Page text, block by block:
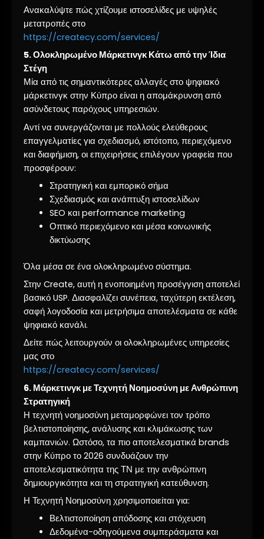
Ανακαλύψτε πώς χτίζουμε ιστοσελίδες με υψηλές
μετατροπές στο
https://createcy.com/services/
5. Ολοκληρωμένο Μάρκετινγκ Κάτω από την Ίδια
Στέγη
Μία από τις σημαντικότερες αλλαγές στο ψηφιακό
μάρκετινγκ στην Κύπρο είναι η απομάκρυνση από
ασύνδετους παρόχους υπηρεσιών.
Αντί να συνεργάζονται με πολλούς ελεύθερους
επαγγελματίες για σχεδιασμό, ιστότοπο, περιεχόμενο
και διαφήμιση, οι επιχειρήσεις επιλέγουν γραφεία που
προσφέρουν:
Στρατηγική και εμπορικό σήμα
Σχεδιασμός και ανάπτυξη ιστοσελίδων
SEO και performance marketing
Οπτικό περιεχόμενο και μέσα κοινωνικής
δικτύωσης
Όλα μέσα σε ένα ολοκληρωμένο σύστημα.
Στην Create, αυτή η ενοποιημένη προσέγγιση αποτελεί
βασικό USP. Διασφαλίζει συνέπεια, ταχύτερη εκτέλεση,
σαφή λογοδοσία και μετρήσιμα αποτελέσματα σε κάθε
ψηφιακό κανάλι.
Δείτε πώς λειτουργούν οι ολοκληρωμένες υπηρεσίες
μας στο
https://createcy.com/services/
6. Μάρκετινγκ με Τεχνητή Νοημοσύνη με Ανθρώπινη
Στρατηγική
Η τεχνητή νοημοσύνη μεταμορφώνει τον τρόπο
βελτιστοποίησης, ανάλυσης και κλιμάκωσης των
καμπανιών. Ωστόσο, τα πιο αποτελεσματικά brands
στην Κύπρο το 2026 συνδυάζουν την
αποτελεσματικότητα της ΤΝ με την ανθρώπινη
δημιουργικότητα και τη στρατηγική κατεύθυνση.
Η Τεχνητή Νοημοσύνη χρησιμοποιείται για:
Βελτιστοποίηση απόδοσης και στόχευση
Δεδομένα-οδηγούμενα συμπεράσματα και